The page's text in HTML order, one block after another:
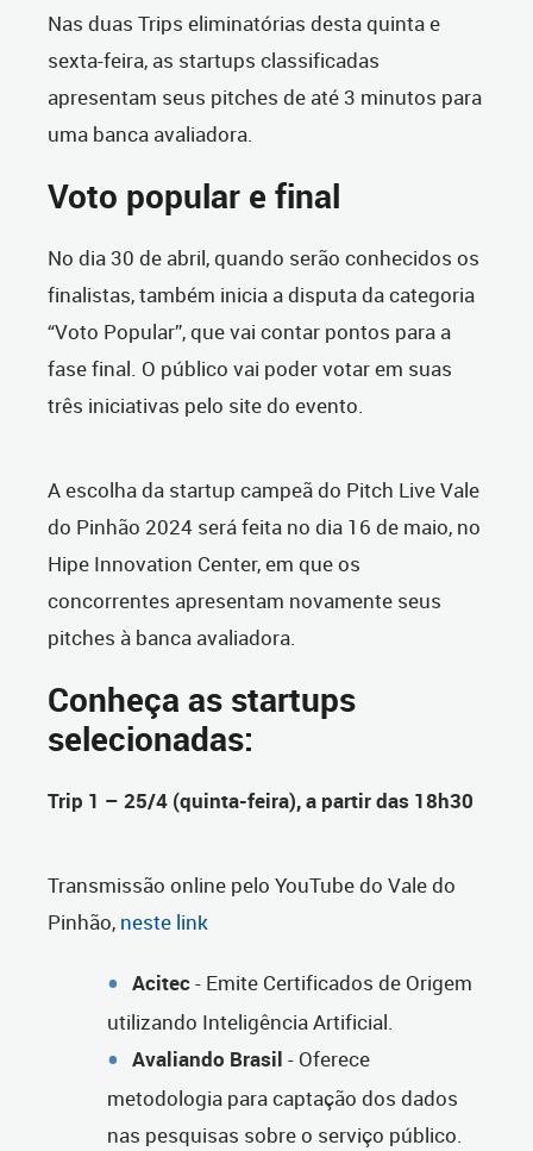
Nas duas Trips eliminatórias desta quinta e
sexta-feira, as startups classificadas
apresentam seus pitches de até 3 minutos para
uma banca avaliadora.
Voto popular e final
No dia 30 de abril, quando serão conhecidos os
finalistas, também inicia a disputa da categoria
“Voto Popular”, que vai contar pontos para a
fase final. O público vai poder votar em suas
três iniciativas pelo site do evento.
A escolha da startup campeã do Pitch Live Vale
do Pinhão 2024 será feita no dia 16 de maio, no
Hipe Innovation Center, em que os
concorrentes apresentam novamente seus
pitches à banca avaliadora.
Conheça as startups
selecionadas:
Trip 1 – 25/4 (quinta-feira), a partir das 18h30
Transmissão online pelo YouTube do Vale do
Pinhão, neste link
Acitec- Emite Certificados de Origem
utilizando Inteligência Artificial.
Avaliando Brasil - Oferece
metodologia para captação dos dados
nas pesquisas sobre o serviço público.